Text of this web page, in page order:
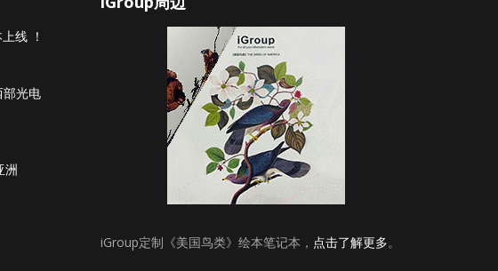
线 ！
光电
洲
iGroup定制《美国鸟类》绘本笔记本， 点击了解更多。